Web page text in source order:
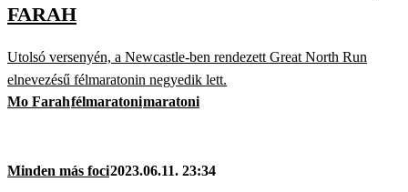
FARAH
Utolsó versenyén, a Newcastle-ben rendezett Great North Run
elnevezésű félmaratonin negyedik lett.
Mo Farahfélmaratonimaratoni
Minden más foci2023.06.11. 23:34